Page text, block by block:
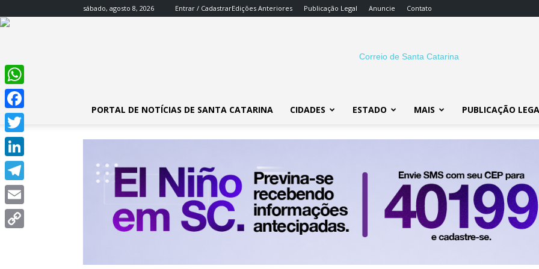
sábado, agosto 8, 2026 Entrar / CadastrarEdições Anteriores Publicação Legal Anuncie Contato
SC
PORTAL DE NOTÍCIAS DE SANTA CATARINA CIDADES ESTADO MAIS PUBLICAÇÃO
WhatsApp
Facebook
Twitter
LinkedIn
Telegram
Email